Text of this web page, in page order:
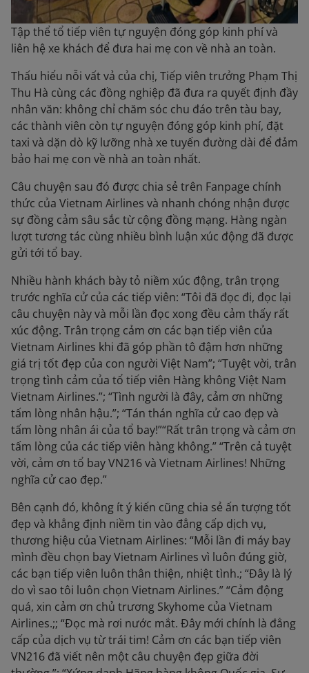
Tập thể tổ tiếp viên tự nguyện đóng góp kinh phí và
liên hệ xe khách để đưa hai mẹ con về nhà an toàn.
Thấu hiểu nỗi vất vả của chị, Tiếp viên trưởng Phạm Thị
Thu Hà cùng các đồng nghiệp đã đưa ra quyết định đầy
nhân văn: không chỉ chăm sóc chu đáo trên tàu bay,
các thành viên còn tự nguyện đóng góp kinh phí, đặt
taxi và dặn dò kỹ lưỡng nhà xe tuyến đường dài để đảm
bảo hai mẹ con về nhà an toàn nhất.
Câu chuyện sau đó được chia sẻ trên Fanpage chính
thức của Vietnam Airlines và nhanh chóng nhận được
sự đồng cảm sâu sắc từ cộng đồng mạng. Hàng ngàn
lượt tương tác cùng nhiều bình luận xúc động đã được
gửi tới tổ bay.
Nhiều hành khách bày tỏ niềm xúc động, trân trọng
trước nghĩa cử của các tiếp viên: “Tôi đã đọc đi, đọc lại
câu chuyện này và mỗi lần đọc xong đều cảm thấy rất
xúc động. Trân trọng cảm ơn các bạn tiếp viên của
Vietnam Airlines khi đã góp phần tô đậm hơn những
giá trị tốt đẹp của con người Việt Nam”; “Tuyệt vời, trân
trọng tình cảm của tổ tiếp viên Hàng không Việt Nam
Vietnam Airlines.”; “Tình người là đây, cảm ơn những
tấm lòng nhân hậu.”; “Tán thán nghĩa cử cao đẹp và
tấm lòng nhân ái của tổ bay!”“Rất trân trọng và cảm ơn
tấm lòng của các tiếp viên hàng không.” “Trên cả tuyệt
vời, cảm ơn tổ bay VN216 và Vietnam Airlines! Những
nghĩa cử cao đẹp.”
Bên cạnh đó, không ít ý kiến cũng chia sẻ ấn tượng tốt
đẹp và khẳng định niềm tin vào đẳng cấp dịch vụ,
thương hiệu của Vietnam Airlines: “Mỗi lần đi máy bay
mình đều chọn bay Vietnam Airlines vì luôn đúng giờ,
các bạn tiếp viên luôn thân thiện, nhiệt tình.; “Đây là lý
do vì sao tôi luôn chọn Vietnam Airlines.” “Cảm động
quá, xin cảm ơn chủ trương Skyhome của Vietnam
Airlines.;; “Đọc mà rơi nước mắt. Đây mới chính là đẳng
cấp của dịch vụ từ trái tim! Cảm ơn các bạn tiếp viên
VN216 đã viết nên một câu chuyện đẹp giữa đời